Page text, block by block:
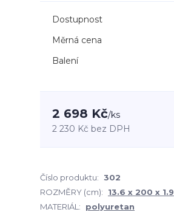
Dostupnost
Měrná cena
Balení
2 698 Kč/ks
2 230 Kč bez DPH
Číslo produktu: 302
ROZMĚRY (cm):
13.6 x 200 x 1.9
MATERIÁL:
polyuretan